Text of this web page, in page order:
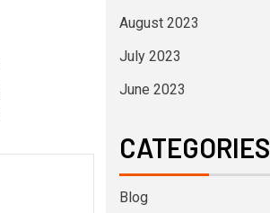
August 2023
July 2023
June 2023
CATEGORIES
Blog